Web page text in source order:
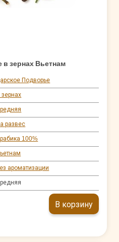
зернах Вьетнам
Подворье
зернах
развес
100%
ароматизации
В корзину